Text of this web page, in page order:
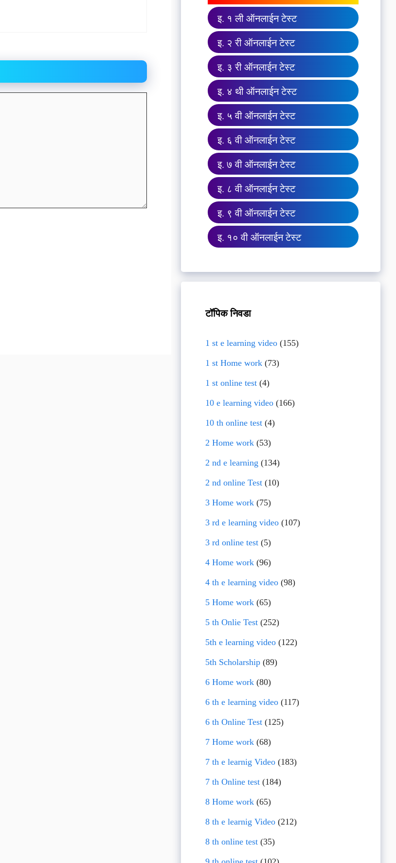
इ. १ ली ऑनलाईन टेस्ट
इ. २ री ऑनलाईन टेस्ट
इ. ३ री ऑनलाईन टेस्ट
इ. ४ थी ऑनलाईन टेस्ट
इ. ५ वी ऑनलाईन टेस्ट
इ. ६ वी ऑनलाईन टेस्ट
इ. ७ वी ऑनलाईन टेस्ट
इ. ८ वी ऑनलाईन टेस्ट
इ. ९ वी ऑनलाईन टेस्ट
इ. १० वी ऑनलाईन टेस्ट
टॉपिक निवडा
1 st e learning video(155)
1 st Home work(73)
1 st online test(4)
10 e learning video(166)
10 th online test(4)
2 Home work(53)
2 nd e learning (134)
2 nd online Test(10)
3 Home work(75)
3 rd e learning video(107)
3 rd online test(5)
4 Home work(96)
4 th e learning video(98)
5 Home work(65)
5 th Onlie Test(252)
5th e learning video(122)
5th Scholarship(89)
6 Home work(80)
6 th e learning video(117)
6 th Online Test(125)
7 Home work(68)
7 th e learnig Video(183)
7 th Online test(184)
8 Home work(65)
8 th e learnig Video(212)
8 th online test(35)